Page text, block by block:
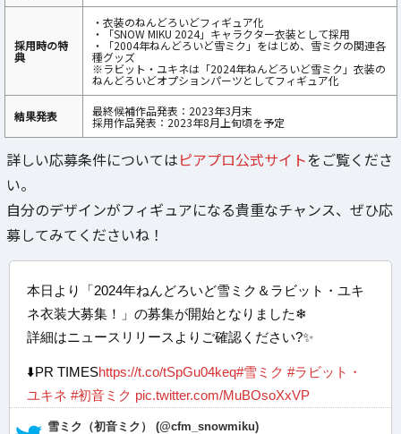
採用時の特
典
・衣装のねんどろいどフィギュア化
・「SNOW MIKU 2024」キャラクター衣装として採用
・「2004年ねんどろいど雪ミク」をはじめ、雪ミクの関連各
種グッズ
※ラビット・ユキネは「2024年ねんどろいど雪ミク」衣装の
ねんどろいどオプションパーツとしてフィギュア化
結果発表 最終候補作品発表：2023年3月末
採用作品発表：2023年8月上旬頃を予定
詳しい応募条件についてはピアプロ公式サイトをご覧くださ
い。
自分のデザインがフィギュアになる貴重なチャンス、ぜひ応
募してみてくださいね！
本日より「2024年ねんどろいど雪ミク＆ラビット・ユキ
ネ衣装大募集！」の募集が開始となりました❄
詳細はニュースリリースよりご確認ください?✨
⬇️PR TIMEShttps://t.co/tSpGu04keq#雪ミク #ラビット・
ユキネ #初音ミク pic.twitter.com/MuBOsoXxVP
— 雪ミク（初音ミク） (@cfm_snowmiku)